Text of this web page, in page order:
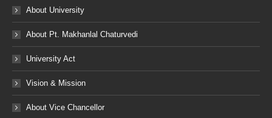
About University
About Pt. Makhanlal Chaturvedi
University Act
Vision & Mission
About Vice Chancellor